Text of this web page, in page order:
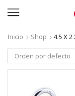
Inicio Shop
4.5 X 2